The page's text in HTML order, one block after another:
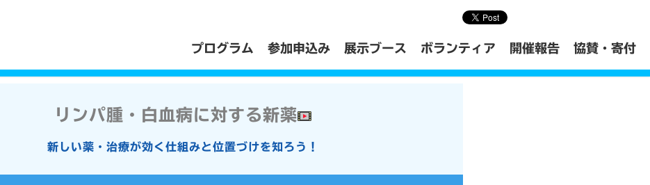
プログラム 参加申込み 展示ブース ボランティア 開催報告 協賛・寄付
リンパ腫・白血病に対する新薬
新しい薬・治療が効く仕組みと位置づけを知ろう！